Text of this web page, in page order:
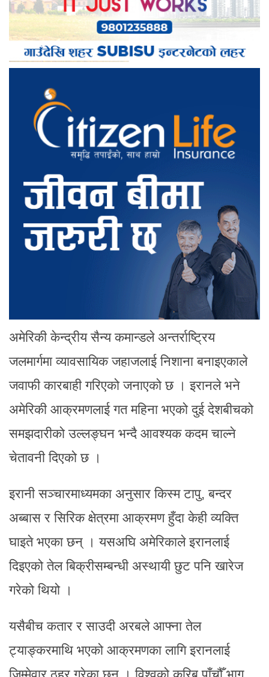
अमेरिकी केन्द्रीय सैन्य कमान्डले अन्तर्राष्ट्रिय
जलमार्गमा व्यावसायिक जहाजलाई निशाना बनाइएकाले
जवाफी कारबाही गरिएको जनाएको छ । इरानले भने
अमेरिकी आक्रमणलाई गत महिना भएको दुई देशबीचको
समझदारीको उल्लङ्घन भन्दै आवश्यक कदम चाल्ने
चेतावनी दिएको छ ।
इरानी सञ्चारमाध्यमका अनुसार किस्म टापु, बन्दर
अब्बास र सिरिक क्षेत्रमा आक्रमण हुँदा केही व्यक्ति
घाइते भएका छन् । यसअघि अमेरिकाले इरानलाई
दिइएको तेल बिक्रीसम्बन्धी अस्थायी छुट पनि खारेज
गरेको थियो ।
यसैबीच कतार र साउदी अरबले आफ्ना तेल
ट्याङ्करमाथि भएको आक्रमणका लागि इरानलाई